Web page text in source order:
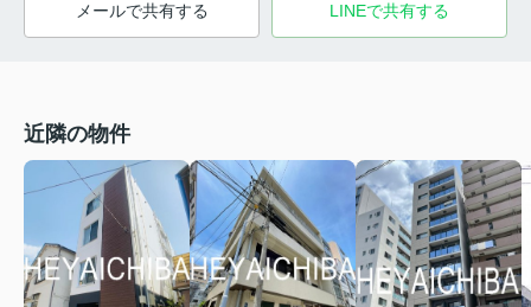
メールで共有する LINEで共有する
近隣の物件